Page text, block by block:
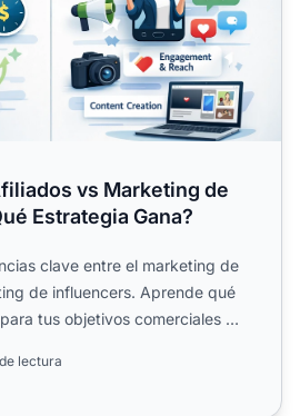
vs Marketing de
Estrategia Gana?
clave entre el marketing de
de influencers. Aprende qué
tus objetivos comerciales y
lectura